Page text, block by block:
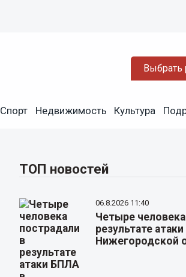
Выбрать
Спорт Недвижимость Культура
ТОП новостей
06.8.2026 11:40
Четыре
результате
Нижегородской